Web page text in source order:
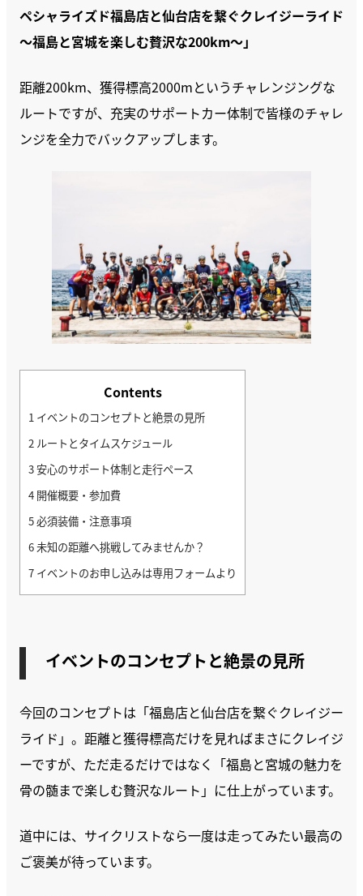
ペシャライズド福島店と仙台店を繋ぐクレイジーライド
〜福島と宮城を楽しむ贅沢な200km〜」
距離200km、獲得標高2000mというチャレンジングな
ルートですが、充実のサポートカー体制で皆様のチャレ
ンジを全力でバックアップします。
Contents
1 イベントのコンセプトと絶景の見所
2 ルートとタイムスケジュール
3安心のサポート体制と走行ペース
4 開催概要・参加費
5必須装備・注意事項
6未知の距離へ挑戦してみませんか？
7 イベントのお申し込みは専用フォームより
イベントのコンセプトと絶景の見所
今回のコンセプトは「福島店と仙台店を繋ぐクレイジー
ライド」。距離と獲得標高だけを見ればまさにクレイジ
ーですが、ただ走るだけではなく「福島と宮城の魅力を
骨の髄まで楽しむ贅沢なルート」に仕上がっています。
道中には、サイクリストなら一度は走ってみたい最高の
ご褒美が待っています。